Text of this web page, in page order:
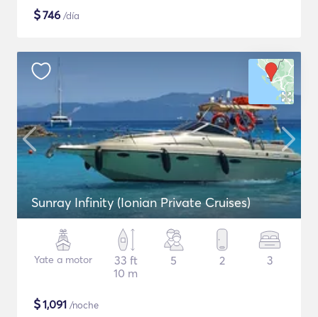
$746 /día
Sunray Infinity (Ionian Private Cruises)
Yate a motor
33 ft
10 m
5 2 3
$1,091 /noche